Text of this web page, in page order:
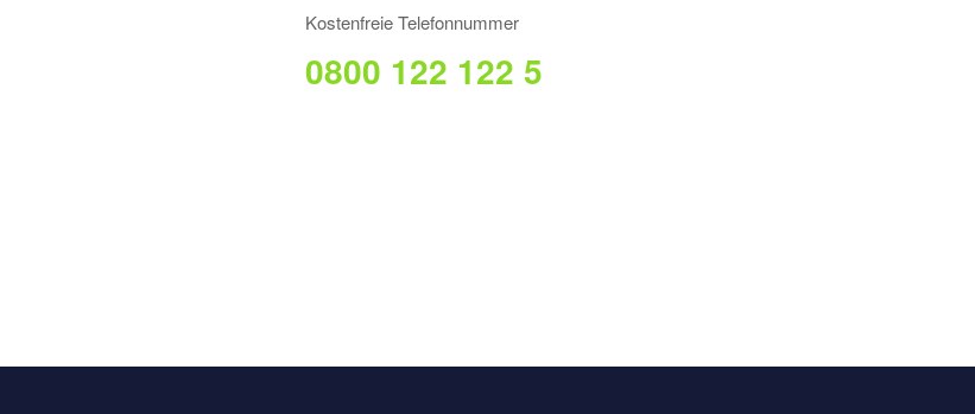
Kostenfreie Telefonnummer
0800 122 122 5